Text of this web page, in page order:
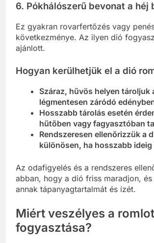
6. Pókhálószerű bevonat a héj
Ez gyakran rovarfertőzés vagy
következménye. Az ilyen dió
ajánlott.
Hogyan kerülhetjük el a dió
Száraz, hűvös helyen tároljuk
légmentesen záródó
Hosszabb tárolás esetén
hűtőben vagy fagyasztóban
Rendszeresen ellenőrizzük a
különösen, ha hosszabb
Az odafigyelés és a rendszeres
abban, hogy a dió friss maradjon,
annak tápanyagtartalmát és ízét.
Miért veszélyes a
fogyasztása?